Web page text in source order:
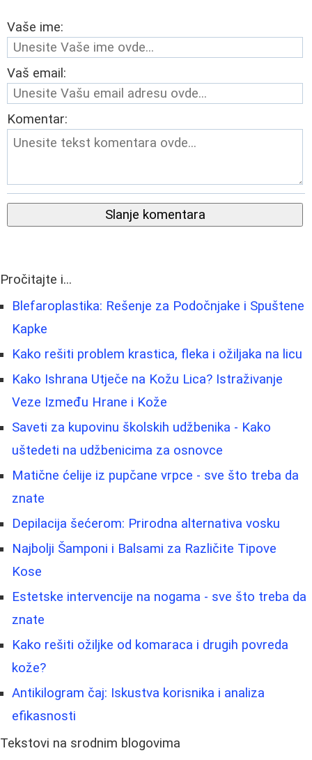
Vaše ime:
Vaš email:
Komentar:
Slanje komentara
Pročitajte i...
Blefaroplastika: Rešenje za Podočnjake i Spuštene
Kapke
Kako rešiti problem krastica, fleka i ožiljaka na licu
Kako Ishrana Utječe na Kožu Lica? Istraživanje
Veze Između Hrane i Kože
Saveti za kupovinu školskih udžbenika - Kako
uštedeti na udžbenicima za osnovce
Matične ćelije iz pupčane vrpce - sve što treba da
znate
Depilacija šećerom: Prirodna alternativa vosku
Najbolji Šamponi i Balsami za Različite Tipove
Kose
Estetske intervencije na nogama - sve što treba da
znate
Kako rešiti ožiljke od komaraca i drugih povreda
kože?
Antikilogram čaj: Iskustva korisnika i analiza
efikasnosti
Tekstovi na srodnim blogovima